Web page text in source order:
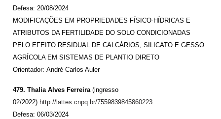
Defesa: 20/08/2024
MODIFICAÇÕES EM PROPRIEDADES FÍSICO-HÍDRICAS E
ATRIBUTOS DA FERTILIDADE DO SOLO CONDICIONADAS
PELO EFEITO RESIDUAL DE CALCÁRIOS, SILICATO E GESSO
AGRÍCOLA EM SISTEMAS DE PLANTIO DIRETO
Orientador: André Carlos Auler
479. Thalia Alves Ferreira (ingresso
02/2022) http://lattes.cnpq.br/7559839845860223
Defesa: 06/03/2024